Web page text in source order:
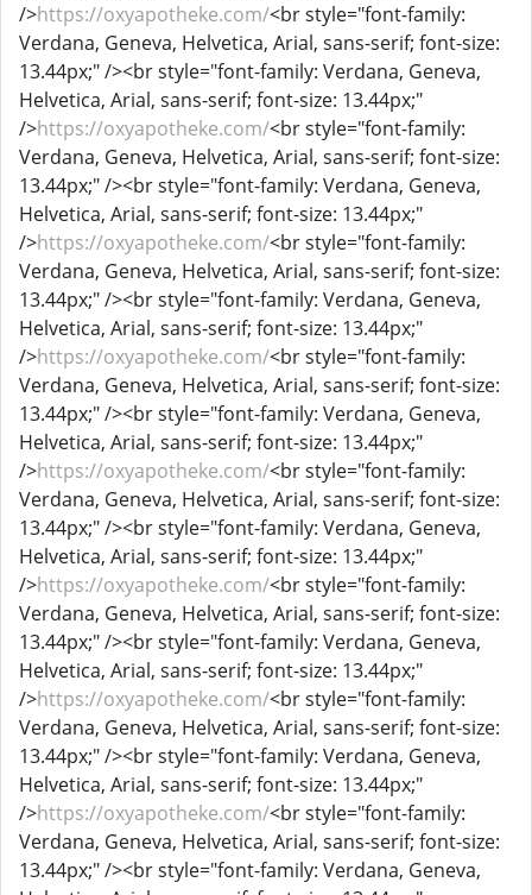
/>https://oxyapotheke.com/<br style="font-family:
Verdana, Geneva, Helvetica, Arial, sans-serif; font-size:
13.44px;" /><br style="font-family: Verdana, Geneva,
Helvetica, Arial, sans-serif; font-size: 13.44px;"
/>https://oxyapotheke.com/<br style="font-family:
Verdana, Geneva, Helvetica, Arial, sans-serif; font-size:
13.44px;" /><br style="font-family: Verdana, Geneva,
Helvetica, Arial, sans-serif; font-size: 13.44px;"
/>https://oxyapotheke.com/<br style="font-family:
Verdana, Geneva, Helvetica, Arial, sans-serif; font-size:
13.44px;" /><br style="font-family: Verdana, Geneva,
Helvetica, Arial, sans-serif; font-size: 13.44px;"
/>https://oxyapotheke.com/<br style="font-family:
Verdana, Geneva, Helvetica, Arial, sans-serif; font-size:
13.44px;" /><br style="font-family: Verdana, Geneva,
Helvetica, Arial, sans-serif; font-size: 13.44px;"
/>https://oxyapotheke.com/<br style="font-family:
Verdana, Geneva, Helvetica, Arial, sans-serif; font-size:
13.44px;" /><br style="font-family: Verdana, Geneva,
Helvetica, Arial, sans-serif; font-size: 13.44px;"
/>https://oxyapotheke.com/<br style="font-family:
Verdana, Geneva, Helvetica, Arial, sans-serif; font-size:
13.44px;" /><br style="font-family: Verdana, Geneva,
Helvetica, Arial, sans-serif; font-size: 13.44px;"
/>https://oxyapotheke.com/<br style="font-family:
Verdana, Geneva, Helvetica, Arial, sans-serif; font-size:
13.44px;" /><br style="font-family: Verdana, Geneva,
Helvetica, Arial, sans-serif; font-size: 13.44px;"
/>https://oxyapotheke.com/<br style="font-family:
Verdana, Geneva, Helvetica, Arial, sans-serif; font-size:
13.44px;" /><br style="font-family: Verdana, Geneva,